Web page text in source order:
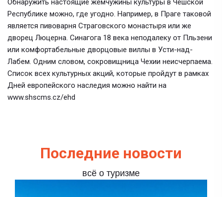
Обнаружить настоящие жемчужины культуры в Чешской
Республике можно, где угодно. Например, в Праге таковой
является пивоварня Страговского монастыря или же
дворец Люцерна. Синагога 18 века неподалеку от Пльзени
или комфортабельные дворцовые виллы в Усти-над-
Лабем. Одним словом, сокровищница Чехии неисчерпаема.
Список всех культурных акций, которые пройдут в рамках
Дней европейского наследия можно найти на
www.shscms.cz/ehd
Последние новости
всё о туризме